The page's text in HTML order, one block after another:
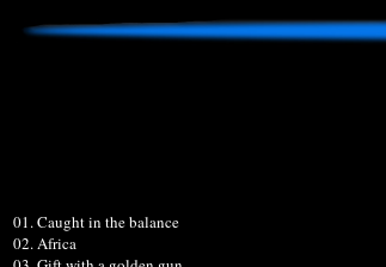
01. Caught in the balance
02. Africa